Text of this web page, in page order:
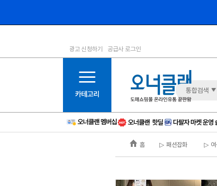
1등급
6등급
11등급
12등급
15등급
16등급
광고 신청하기 공급사 로그인
통합검색
홈 ▷ 패션잡화 ▷ 여